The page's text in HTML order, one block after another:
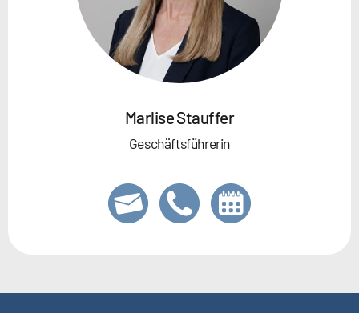
Marlise Stauffer
Geschäftsführerin